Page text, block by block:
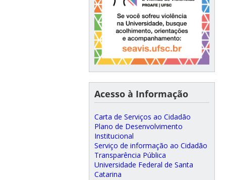
Acesso à Informação
Carta de Serviços ao Cidadão
Plano de Desenvolvimento
Institucional
Serviço de informação ao Cidadão
Transparência Pública
Universidade Federal de Santa
Catarina